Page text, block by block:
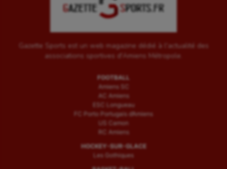
Gazette Sports est un web magazine dédié à l'actualité des
associations sportives d'Amiens Métropole.
FOOTBALL
Amiens SC
AC Amiens
ESC Longueau
FC Porto Portugais d’Amiens
US Camon
RC Amiens
HOCKEY-SUR-GLACE
Les Gothiques